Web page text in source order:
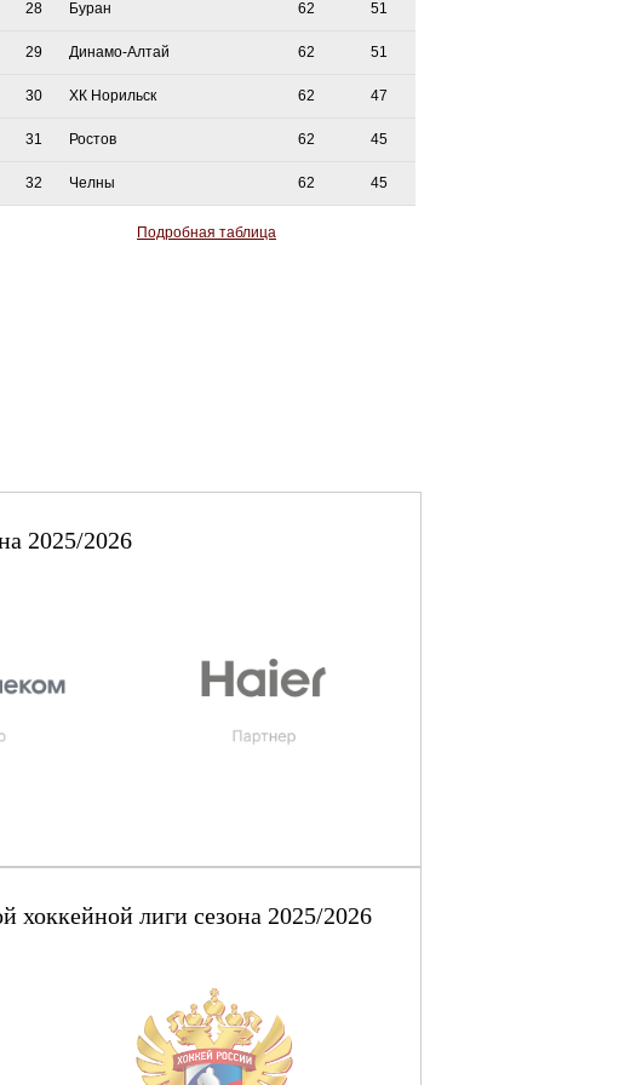
28 Буран 62 51
29 Динамо-Алтай 62 51
30 ХК Норильск 62 47
31 Ростов 62 45
32 Челны 62 45
Подробная таблица
2025/2026
лиги сезона 2025/2026